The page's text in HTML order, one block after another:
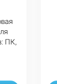
ПК,